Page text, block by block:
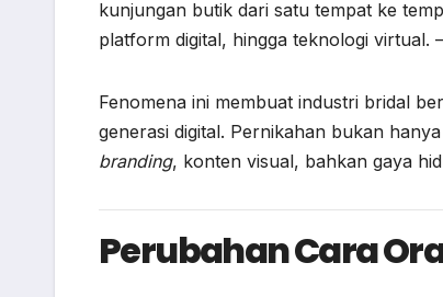
kunjungan butik dari satu tempat ke
platform digital, hingga teknologi virtual. –
Fenomena ini membuat industri bridal
generasi digital. Pernikahan bukan
branding, konten visual, bahkan gaya
Perubahan Cara